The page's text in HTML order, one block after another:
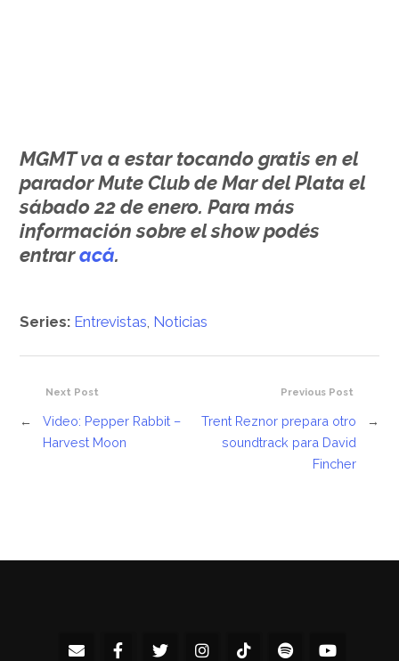
MGMT va a estar tocando gratis en el
parador Mute Club de Mar del Plata el
sábado 22 de enero. Para más
información sobre el show podés
entraracá.
Series: Entrevistas, Noticias
Previous Post
Trent Reznor prepara otro
soundtrack para David
Fincher
→
Next Post
←
Video: Pepper Rabbit –
Harvest Moon